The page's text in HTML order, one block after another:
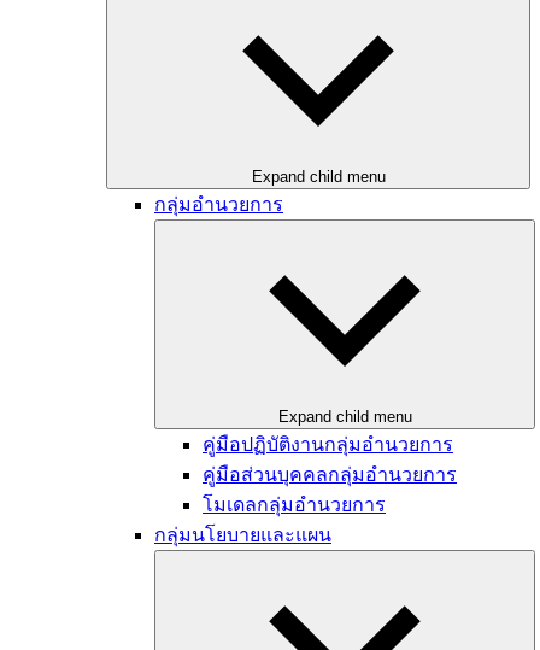
Expand child menu
กลุ่มอำนวยการ
Expand child menu
คู่มือปฏิบัติงานกลุ่มอำนวยการ
คู่มือส่วนบุคคลกลุ่มอำนวยการ
โมเดลกลุ่มอำนวยการ
กลุ่มนโยบายและแผน